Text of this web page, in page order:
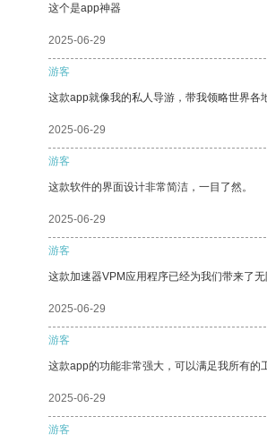
这个是app神器
2025-06-29
游客
这款app就像我的私人导游，带我领略世界各
2025-06-29
游客
这款软件的界面设计非常简洁，一目了然。
2025-06-29
游客
这款加速器VPM应用程序已经为我们带来了无
2025-06-29
游客
这款app的功能非常强大，可以满足我所有的
2025-06-29
游客